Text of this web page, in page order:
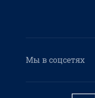
Мы в соцсетях